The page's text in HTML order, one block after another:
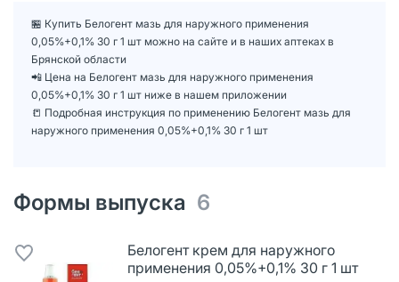
🏪 Купить Белогент мазь для наружного применения
0,05%+0,1% 30 г 1 шт можно на сайте и в наших аптеках в
Брянской области
📲 Цена на Белогент мазь для наружного применения
0,05%+0,1% 30 г 1 шт ниже в нашем приложении
📒 Подробная инструкция по применению Белогент мазь для
наружного применения 0,05%+0,1% 30 г 1 шт
Формы выпуска 6
Белогент крем для наружного
применения 0,05%+0,1% 30 г 1 шт